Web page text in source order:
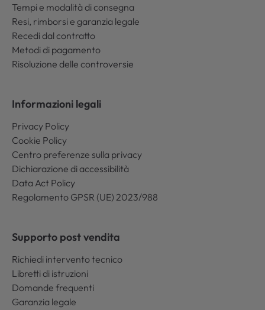
Tempi e modalità di consegna
Resi, rimborsi e garanzia legale
Recedi dal contratto
Metodi di pagamento
Risoluzione delle controversie
Informazioni legali
Privacy Policy
Cookie Policy
Centro preferenze sulla privacy
Dichiarazione di accessibilità
Data Act Policy
Regolamento GPSR (UE) 2023/988
Supporto post vendita
Richiedi intervento tecnico
Libretti di istruzioni
Domande frequenti
Garanzia legale